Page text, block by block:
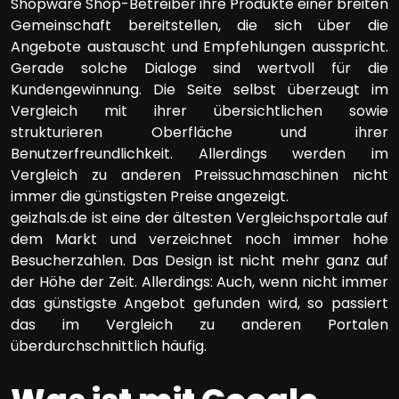
Shopware Shop-Betreiber ihre Produkte einer breiten
Gemeinschaft bereitstellen, die sich über die
Angebote austauscht und Empfehlungen ausspricht.
Gerade solche Dialoge sind wertvoll für die
Kundengewinnung. Die Seite selbst überzeugt im
Vergleich mit ihrer übersichtlichen sowie
strukturieren Oberfläche und ihrer
Benutzerfreundlichkeit. Allerdings werden im
Vergleich zu anderen Preissuchmaschinen nicht
immer die günstigsten Preise angezeigt.
geizhals.de ist eine der ältesten Vergleichsportale auf
dem Markt und verzeichnet noch immer hohe
Besucherzahlen. Das Design ist nicht mehr ganz auf
der Höhe der Zeit. Allerdings: Auch, wenn nicht immer
das günstigste Angebot gefunden wird, so passiert
das im Vergleich zu anderen Portalen
überdurchschnittlich häufig.